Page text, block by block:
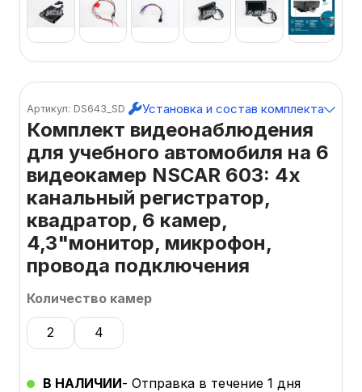
Комплект видеонаблюдения
для учебного автомобиля на 6
видеокамер NSCAR 603: 4х
канальный регистратор,
квадратор, 6 камер,
4,3"монитор, микрофон,
провода подключения
Количество камер
2 4
В НАЛИЧИИ- Отправка в течение 1 дня
Артикул: DS643_SD Установка и состав комплекта